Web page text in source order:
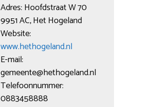
Adres: Hoofdstraat W 70
9951 AC, Het Hogeland
Website:
www.hethogeland.nl
E-mail:
gemeente@hethogeland.nl
Telefoonnummer:
0883458888